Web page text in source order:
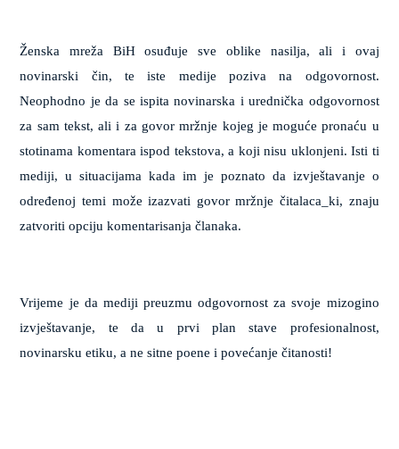
Ženska mreža BiH osuđuje sve oblike nasilja, ali i ovaj
novinarski čin, te iste medije poziva na odgovornost.
Neophodno je da se ispita novinarska i urednička odgovornost
za sam tekst, ali i za govor mržnje kojeg je moguće pronaću u
stotinama komentara ispod tekstova, a koji nisu uklonjeni. Isti ti
mediji, u situacijama kada im je poznato da izvještavanje o
određenoj temi može izazvati govor mržnje čitalaca_ki, znaju
zatvoriti opciju komentarisanja članaka.
Vrijeme je da mediji preuzmu odgovornost za svoje mizogino
izvještavanje, te da u prvi plan stave profesionalnost,
novinarsku etiku, a ne sitne poene i povećanje čitanosti!